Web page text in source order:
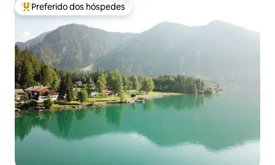
Entre os melhores preferidos dos hóspedes
Preferido dos hóspedes